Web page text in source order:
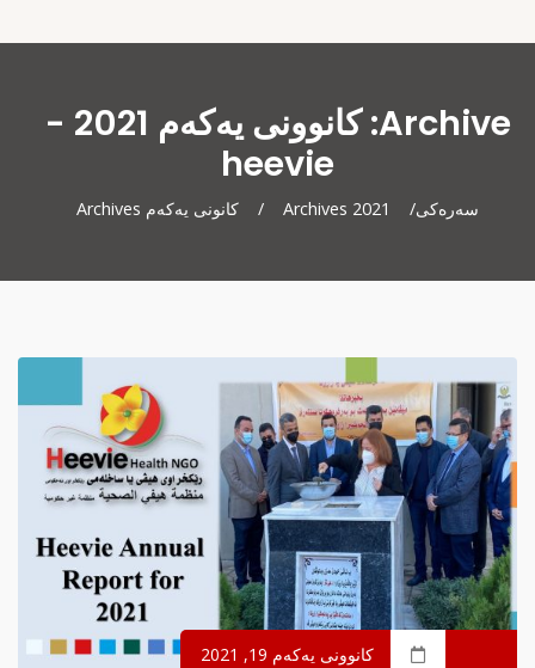
Archive: کانوونی یەکەم 2021 -
heevie
سەرەکی/
2021 Archives
/ کانونی یەکەم Archives
کانوونی یەکەم 19, 2021